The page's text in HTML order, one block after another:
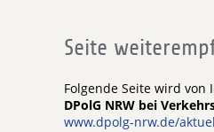
Seite
Folgende Seite wird von
DPolG NRW bei
www.dpolg-nrw.de/